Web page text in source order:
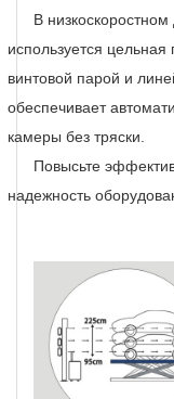
В низкоскоростном
используется
винтовой парой и
обеспечивает
камеры без
Повысьте
надежность